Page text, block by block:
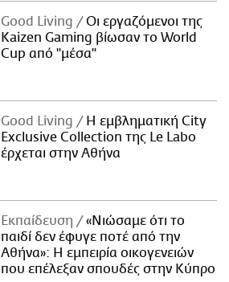
Good Living
Οι εργαζόμενοι της
Kaizen Gaming βίωσαν το World
Cup από "μέσα"
Good Living
Η εμβληματική City
Exclusive Collection της Le Labo
έρχεται στην Αθήνα
Εκπαίδευση
«Νιώσαμε ότι το
παιδί δεν έφυγε ποτέ από την
Αθήνα»: Η εμπειρία οικογενειών
που επέλεξαν σπουδές στην Κύπρο